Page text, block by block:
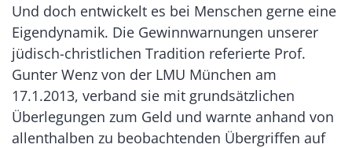
Und doch entwickelt es bei Menschen gerne eine
Eigendynamik. Die Gewinnwarnungen unserer
jüdisch-christlichen Tradition referierte Prof.
Gunter Wenz von der LMU München am
17.1.2013, verband sie mit grundsätzlichen
Überlegungen zum Geld und warnte anhand von
allenthalben zu beobachtenden Übergriffen auf